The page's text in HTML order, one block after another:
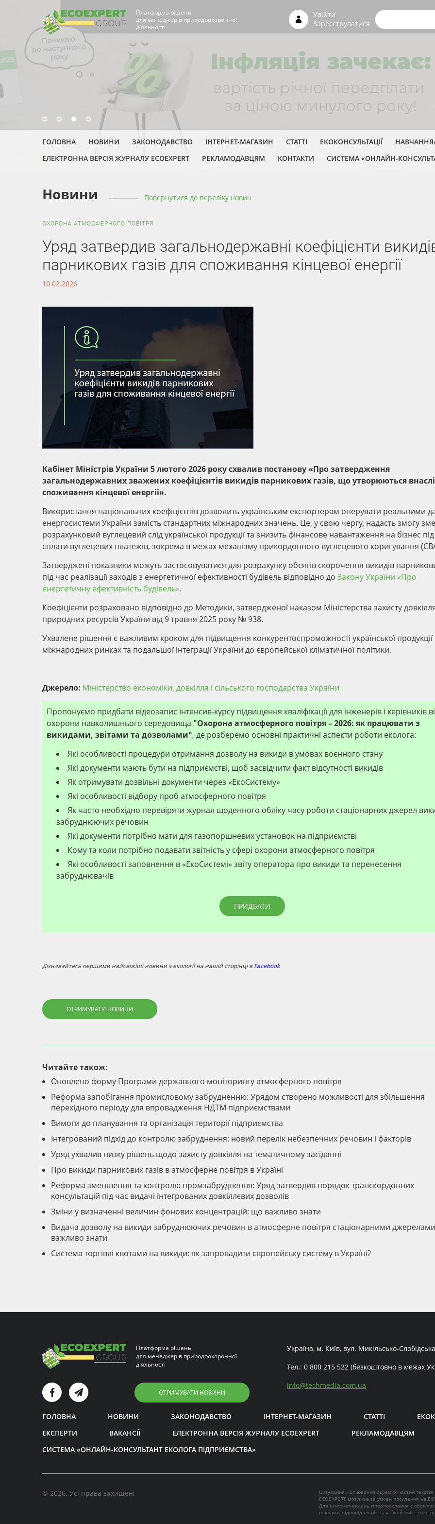
Платформа рішень
для менеджерів природоохоронної
діяльності
Увійти
Зареєструватися
ГОЛОВНА НОВИНИ ЗАКОНОДАВСТВО ІНТЕРНЕТ-МАГАЗИН СТАТТІ ЕКОКОНСУЛЬТАЦІЇ
НАВЧАННЯ/
ЕЛЕКТРОННА ВЕРСІЯ ЖУРНАЛУ ECOEXPERT
РЕКЛАМОДАВЦЯМ КОНТАКТИ СИСТЕМА «ОНЛАЙН-
Новини Повернутися до переліку новин
ОХОРОНА АТМОСФЕРНОГО ПОВІТРЯ
Уряд затвердив загальнодержавні коефіцієнти
парникових газів для споживання кінцевої енергії
10.02.2026
Кабінет Міністрів України 5 лютого 2026 року схвалив постанову «Про затвердження
загальнодержавних зважених коефіцієнтів викидів парникових газів, що утворюються
споживання кінцевої енергії».
Використання національних коефіцієнтів дозволить українським експортерам оперувати реальними
енергосистеми України замість стандартних міжнародних значень. Це, у свою чергу, надасть змогу
розрахунковий вуглецевий слід української продукції та знизить фінансове навантаження на бізнес
сплати вуглецевих платежів, зокрема в межах механізму прикордонного вуглецевого коригування
Затверджені показники можуть застосовуватися для розрахунку обсягів скорочення викидів
під час реалізації заходів з енергетичної ефективності будівель відповідно до Закону України «Про
енергетичну ефективність будівель».
Коефіцієнти розраховано відповідно до Методики, затвердженої наказом Міністерства захисту
природних ресурсів України від 9 травня 2025 року № 938.
Ухвалене рішення є важливим кроком для підвищення конкурентоспроможності української продукції
міжнародних ринках та подальшої інтеграції України до європейської кліматичної політики.
Джерело: Міністерство економіки, довкілля і сільського господарства України
Пропонуємо придбати відеозапис інтенсив-курсу підвищення кваліфікації для інженерів і керівників
охорони навколишнього середовища "Охорона атмосферного повітря – 2026: як працювати з
викидами, звітами та дозволами", де розберемо основні практичні аспекти роботи еколога:
Які особливості процедури отримання дозволу на викиди в умовах воєнного стану
Які документи мають бути на підприємстві, щоб засвідчити факт відсутності викидів
Як отримувати дозвільні документи через «ЕкоСистему»
Які особливості відбору проб атмосферного повітря
Як часто необхідно перевіряти журнал щоденного обліку часу роботи стаціонарних джерел
забруднюючих речовин
Які документи потрібно мати для газопоршневих установок на підприємстві
Кому та коли потрібно подавати звітність у сфері охорони атмосферного повітря
Які особливості заповнення в «ЕкоСистемі» звіту оператора про викиди та перенесення
забруднювачів
ПРИДБАТИ
Дізнавайтесь першими найсвіжіші новини з екології на нашій сторінці вFacebook
ОТРИМУВАТИ НОВИНИ
Читайте також:
Оновлено форму Програми державного моніторингу атмосферного повітря
Реформа запобігання промисловому забрудненню: Урядом створено можливості для збільшення
перехідного періоду для впровадження НДТМ підприємствами
Вимоги до планування та організація території підприємства
Інтегрований підхід до контролю забруднення: новий перелік небезпечних речовин і факторів
Уряд ухвалив низку рішень щодо захисту довкілля на тематичному засіданні
Про викиди парникових газів в атмосферне повітря в Україні
Реформа зменшення та контролю промзабруднення: Уряд затвердив порядок транскордонних
консультацій під час видачі інтегрованих довкіллєвих дозволів
Зміни у визначенні величин фонових концентрацій: що важливо знати
Видача дозволу на викиди забруднюючих речовин в атмосферне повітря стаціонарними
важливо знати
Система торгівлі квотами на викиди: як запровадити європейську систему в Україні?
Платформа рішень
для менеджерів природоохоронної
діяльності
ОТРИМУВАТИ НОВИНИ
Україна, м. Київ, вул. Микільсько-
Тел.: 0 800 215 522 (безкоштовно в межах
info@techmedia.com.ua
ГОЛОВНА НОВИНИ ЗАКОНОДАВСТВО ІНТЕРНЕТ-МАГАЗИН СТАТТІ
ЕКСПЕРТИ
ВАКАНСІЇ ЕЛЕКТРОННА ВЕРСІЯ ЖУРНАЛУ ECOEXPERT
РЕКЛАМОДАВЦЯМ
СИСТЕМА «ОНЛАЙН-КОНСУЛЬТАНТ ЕКОЛОГА ПІДПРИЄМСТВА»
Цитування, копіювання окремих частин
ECOEXPERT можливе за умови посилання на
Для інтернет-видань гіперпосилання є
реклами, відповідальність за їхній зміст несе
© 2026. Усі права захищені